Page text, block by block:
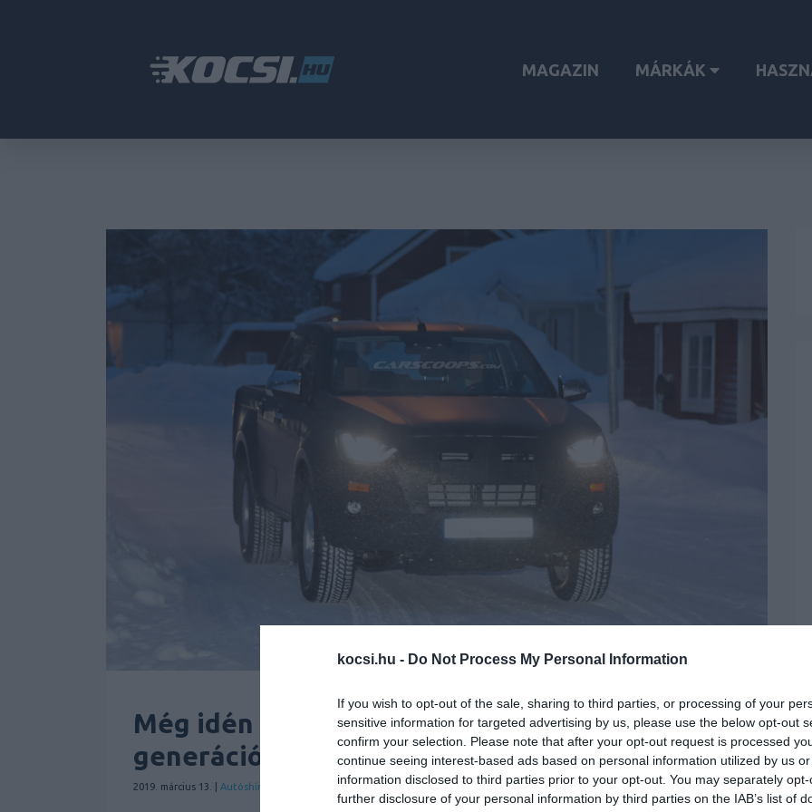
kocsi.hu - Do Not Process My Personal Information
If you wish to opt-out of the sale, sharing to third parties, or processing of your
sensitive information for targeted advertising by us, please use the below opt-out
confirm your selection. Please note that after your opt-out request is processed
continue seeing interest-based ads based on personal information utilized by us
information disclosed to third parties prior to your opt-out. You may separately
further disclosure of your personal information by third parties on the IAB’s list of
MAGAZIN MÁRKÁK
Még idén bemutatják az Isuzu D-Max harmadik
generációját
2019. március 13. | Autóshír Pickup| Címkék:autós hírek, D-Max, Isuzu, pickup